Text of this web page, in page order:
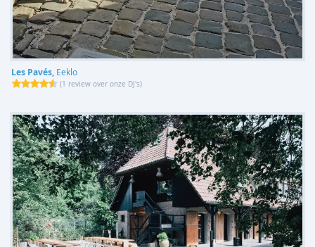
Les Pavés, Eeklo
(1 review over onze DJ's)